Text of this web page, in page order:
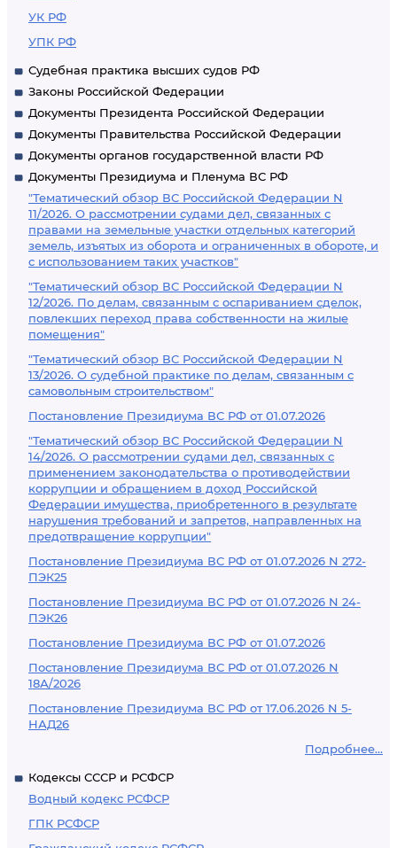
УК РФ
УПК РФ
Судебная практика высших судов РФ
Законы Российской Федерации
Документы Президента Российской Федерации
Документы Правительства Российской Федерации
Документы органов государственной власти РФ
Документы Президиума и Пленума ВС РФ
"Тематический обзор ВС Российской Федерации N
11/2026. О рассмотрении судами дел, связанных с
правами на земельные участки отдельных категорий
земель, изъятых из оборота и ограниченных в обороте, и
с использованием таких участков"
"Тематический обзор ВС Российской Федерации N
12/2026. По делам, связанным с оспариванием сделок,
повлекших переход права собственности на жилые
помещения"
"Тематический обзор ВС Российской Федерации N
13/2026. О судебной практике по делам, связанным с
самовольным строительством"
Постановление Президиума ВС РФ от 01.07.2026
"Тематический обзор ВС Российской Федерации N
14/2026. О рассмотрении судами дел, связанных с
применением законодательства о противодействии
коррупции и обращением в доход Российской
Федерации имущества, приобретенного в результате
нарушения требований и запретов, направленных на
предотвращение коррупции"
Постановление Президиума ВС РФ от 01.07.2026 N 272-
ПЭК25
Постановление Президиума ВС РФ от 01.07.2026 N 24-
ПЭК26
Постановление Президиума ВС РФ от 01.07.2026
Постановление Президиума ВС РФ от 01.07.2026 N
18А/2026
Постановление Президиума ВС РФ от 17.06.2026 N 5-
НАД26
Подробнее...
Кодексы СССР и РСФСР
Водный кодекс РСФСР
ГПК РСФСР